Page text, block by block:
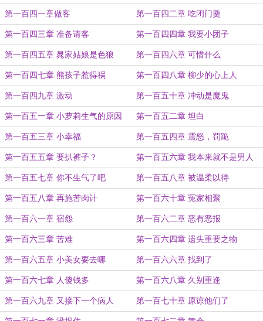
第一百四一章做客 第一百四二章 吃闭门羹
第一百四三章 准备请客 第一百四四章 我要小团子
第一百四五章 晁家姑娘是色狼 第一百四六章 可惜什么
第一百四七章 熊孩子惹得祸 第一百四八章 柳少的心上人
第一百四九章 激动 第一百五十章 冲动是魔鬼
第一百五一章 小萝莉生气的原因 第一百五二章 坦白
第一百五三章 小幸福 第一百五四章 震怒，罚跪
第一百五五章 要扒裤子？ 第一百五六章 我本来就不是男人
（已修）
第一百五七章 你不生气了吧 第一百五八章 被温柔以待
第一百五八章 再施苦肉计 第一百六十章 冤家相聚
第一百六一章 宿怨 第一百六二章 恶有恶报
第一百六三章 苦难 第一百六四章 遗失重要之物
第一百六五章 小美女要去哪 第一百六六章 找到了
第一百六七章 人傻钱多 第一百六八章 久别重逢
第一百六九章 又接下一个病人 第一百七十章 原谅他们了